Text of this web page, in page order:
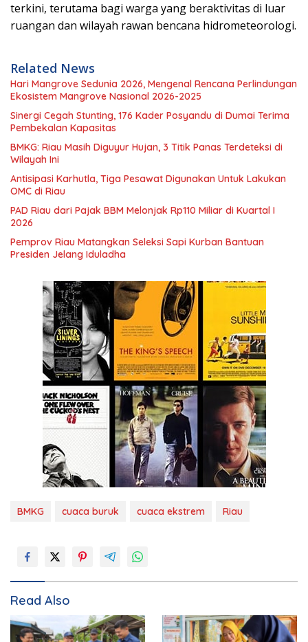
terkini, terutama bagi warga yang beraktivitas di luar
ruangan dan wilayah rawan bencana hidrometeorologi.
Related News
Hari Mangrove Sedunia 2026, Mengenal Rencana Perlindungan
Ekosistem Mangrove Nasional 2026-2025
Sinergi Cegah Stunting, 176 Kader Posyandu di Dumai Terima
Pembekalan Kapasitas
BMKG: Riau Masih Diguyur Hujan, 3 Titik Panas Terdeteksi di
Wilayah Ini
Antisipasi Karhutla, Tiga Pesawat Digunakan Untuk Lakukan
OMC di Riau
PAD Riau dari Pajak BBM Melonjak Rp110 Miliar di Kuartal I
2026
Pemprov Riau Matangkan Seleksi Sapi Kurban Bantuan
Presiden Jelang Iduladha
BMKG cuaca buruk cuaca ekstrem Riau
Read Also